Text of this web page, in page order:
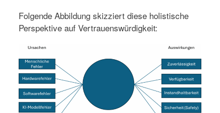
Folgende Abbildung skizziert diese holistische
Perspektive auf Vertrauenswürdigkeit: